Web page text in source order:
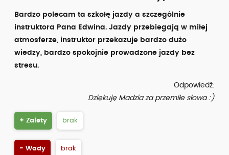
Bardzo polecam ta szkołę jazdy a szczególnie
instruktora Pana Edwina. Jazdy przebiegają w miłej
atmosferze, instruktor przekazuje bardzo dużo
wiedzy, bardzo spokojnie prowadzone jazdy bez
stresu.
Odpowiedź:
Dziękuję Madzia za przemiłe słowa :)
+ Zalety brak
- Wady brak